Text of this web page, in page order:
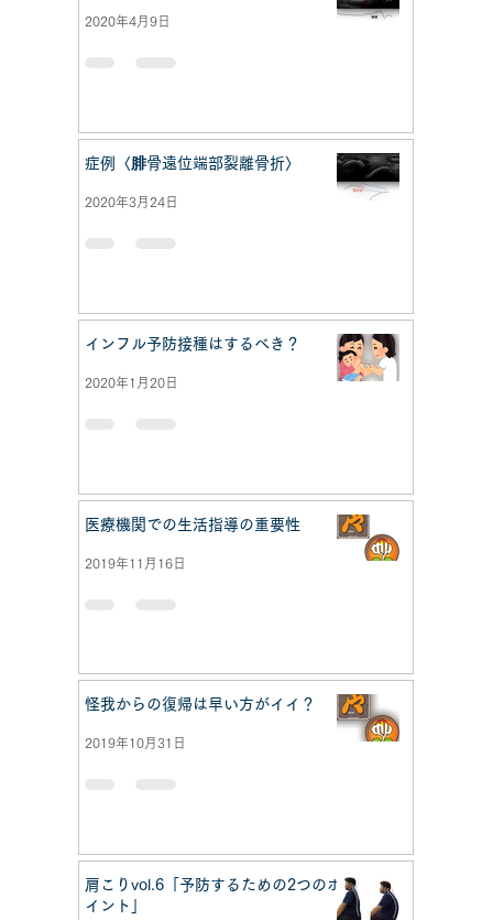
2020年4月9日
症例〈腓骨遠位端部裂離骨折〉
2020年3月24日
インフル予防接種はするべき？
2020年1月20日
医療機関での生活指導の重要性
2019年11月16日
怪我からの復帰は早い方がイイ？
2019年10月31日
肩こりvol.6「予防するための2つのポ
イント」